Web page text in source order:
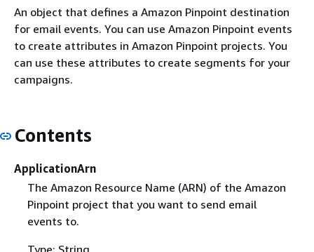
An object that defines a Amazon Pinpoint destination
for email events. You can use Amazon Pinpoint events
to create attributes in Amazon Pinpoint projects. You
can use these attributes to create segments for your
campaigns.
Contents
ApplicationArn
The Amazon Resource Name (ARN) of the Amazon
Pinpoint project that you want to send email
events to.
Type: String